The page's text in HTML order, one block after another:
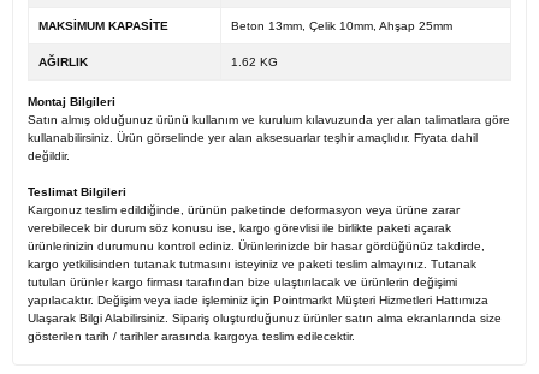
MAKSİMUM KAPASİTE Beton 13mm, Çelik 10mm, Ahşap 25mm
AĞIRLIK 1.62 KG
Montaj Bilgileri
Satın almış olduğunuz ürünü kullanım ve kurulum kılavuzunda yer alan talimatlara göre
kullanabilirsiniz. Ürün görselinde yer alan aksesuarlar teşhir amaçlıdır. Fiyata dahil
değildir.
Teslimat Bilgileri
Kargonuz teslim edildiğinde, ürünün paketinde deformasyon veya ürüne zarar
verebilecek bir durum söz konusu ise, kargo görevlisi ile birlikte paketi açarak
ürünlerinizin durumunu kontrol ediniz. Ürünlerinizde bir hasar gördüğünüz takdirde,
kargo yetkilisinden tutanak tutmasını isteyiniz ve paketi teslim almayınız. Tutanak
tutulan ürünler kargo firması tarafından bize ulaştırılacak ve ürünlerin değişimi
yapılacaktır. Değişim veya iade işleminiz için Pointmarkt Müşteri Hizmetleri Hattımıza
Ulaşarak Bilgi Alabilirsiniz. Sipariş oluşturduğunuz ürünler satın alma ekranlarında size
gösterilen tarih / tarihler arasında kargoya teslim edilecektir.